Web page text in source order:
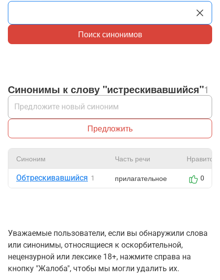
Поиск синонимов
Синонимы к слову "истрескивавшийся"1
Предложить
Синоним Часть речи Нравится
Обтрескивавшийся 1 прилагательное 0
Уважаемые пользователи, если вы обнаружили слова
или синонимы, относящиеся к оскорбительной,
нецензурной или лексике 18+, нажмите справа на
кнопку "Жалоба", чтобы мы могли удалить их.